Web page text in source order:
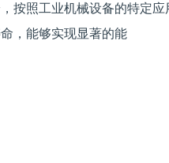
按照工业机械设备的特定
，能够实现显著的能